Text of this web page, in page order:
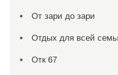
От зари до зари
Отдых для всей
Отк 67